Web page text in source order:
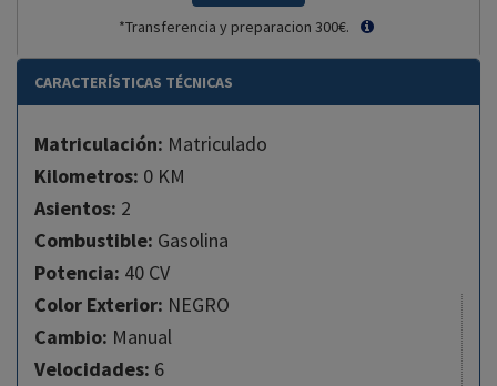
*Transferencia y preparacion 300€.
CARACTERÍSTICAS TÉCNICAS
Matriculación: Matriculado
Kilometros: 0 KM
Asientos: 2
Combustible: Gasolina
Potencia: 40 CV
Color Exterior: NEGRO
Cambio: Manual
Velocidades: 6